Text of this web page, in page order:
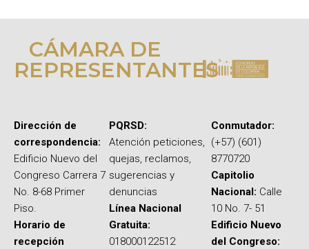
CÁMARA DE
REPRESENTANTES
Dirección de
correspondencia:
Edificio Nuevo del
Congreso Carrera 7
No. 8-68 Primer
Piso.
Horario de
recepción
PQRSD:
Atención peticiones,
quejas, reclamos,
sugerencias y
denuncias
Línea Nacional
Gratuita:
018000122512
Conmutador:
(+57) (601)
8770720
Capitolio
Nacional: Calle
10 No. 7- 51
Edificio Nuevo
del Congreso: